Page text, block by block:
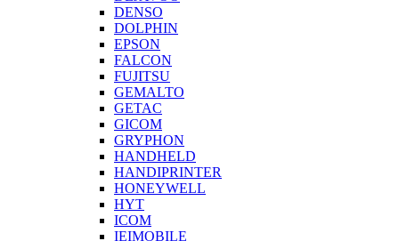
DENSO
DOLPHIN
EPSON
FALCON
FUJITSU
GEMALTO
GETAC
GICOM
GRYPHON
HANDHELD
HANDIPRINTER
HONEYWELL
HYT
ICOM
IEIMOBILE